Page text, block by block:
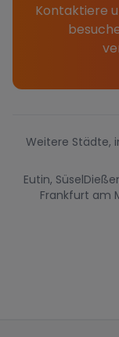
Kontaktiere
Weitere Städte,
Eutin, Süsel
Frankfurt am